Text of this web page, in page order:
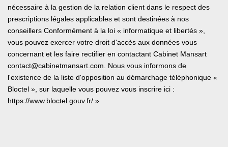
nécessaire à la gestion de la relation client dans le respect des
prescriptions légales applicables et sont destinées à nos
conseillers Conformément à la loi « informatique et libertés »,
vous pouvez exercer votre droit d'accès aux données vous
concernant et les faire rectifier en contactant Cabinet Mansart
contact@cabinetmansart.com. Nous vous informons de
l'existence de la liste d'opposition au démarchage téléphonique «
Bloctel », sur laquelle vous pouvez vous inscrire ici :
https://www.bloctel.gouv.fr/ »